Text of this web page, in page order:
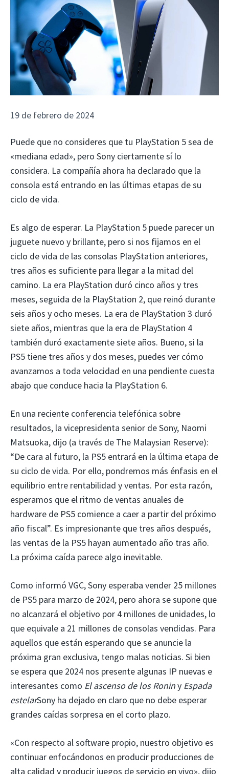
19 de febrero de 2024
Puede que no consideres que tu PlayStation 5 sea de
«mediana edad», pero Sony ciertamente sí lo
considera. La compañía ahora ha declarado que la
consola está entrando en las últimas etapas de su
ciclo de vida.
Es algo de esperar. La PlayStation 5 puede parecer un
juguete nuevo y brillante, pero si nos fijamos en el
ciclo de vida de las consolas PlayStation anteriores,
tres años es suficiente para llegar a la mitad del
camino. La era PlayStation duró cinco años y tres
meses, seguida de la PlayStation 2, que reinó durante
seis años y ocho meses. La era de PlayStation 3 duró
siete años, mientras que la era de PlayStation 4
también duró exactamente siete años. Bueno, si la
PS5 tiene tres años y dos meses, puedes ver cómo
avanzamos a toda velocidad en una pendiente cuesta
abajo que conduce hacia la PlayStation 6.
En una reciente conferencia telefónica sobre
resultados, la vicepresidenta senior de Sony, Naomi
Matsuoka, dijo (a través de The Malaysian Reserve):
“De cara al futuro, la PS5 entrará en la última etapa de
su ciclo de vida. Por ello, pondremos más énfasis en el
equilibrio entre rentabilidad y ventas. Por esta razón,
esperamos que el ritmo de ventas anuales de
hardware de PS5 comience a caer a partir del próximo
año fiscal”. Es impresionante que tres años después,
las ventas de la PS5 hayan aumentado año tras año.
La próxima caída parece algo inevitable.
Como informó VGC, Sony esperaba vender 25 millones
de PS5 para marzo de 2024, pero ahora se supone que
no alcanzará el objetivo por 4 millones de unidades, lo
que equivale a 21 millones de consolas vendidas. Para
aquellos que están esperando que se anuncie la
próxima gran exclusiva, tengo malas noticias. Si bien
se espera que 2024 nos presente algunas IP nuevas e
interesantes como El ascenso de los Roniny Espada
estelarSony ha dejado en claro que no debe esperar
grandes caídas sorpresa en el corto plazo.
«Con respecto al software propio, nuestro objetivo es
continuar enfocándonos en producir producciones de
alta calidad y producir juegos de servicio en vivo», dijo